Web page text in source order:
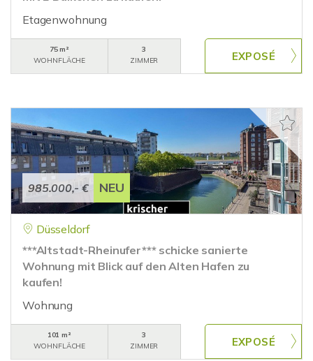
Etagenwohnung
75 m²
WOHNFLÄCHE
3
ZIMMER
985.000,- € NEU
Düsseldorf
***Altstadt-Rheinufer*** schicke sanierte
Wohnung mit Blick auf den Alten Hafen zu
kaufen!
Wohnung
101 m²
WOHNFLÄCHE
3
ZIMMER